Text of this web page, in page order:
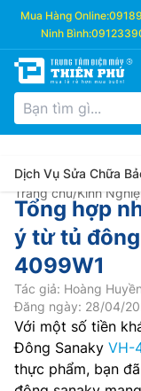
Mua Hàng Online:
Ninh Bình:
Dịch Vụ Sửa Chữa
Trang chủ/Kinh
Tổng hợp
ý từ tủ
4099W1
Tác giả: Hoàng Huyền
Đăng ngày: 28/04/
Với một số tiền
Đông Sanaky VH-
thực phẩm, bạn